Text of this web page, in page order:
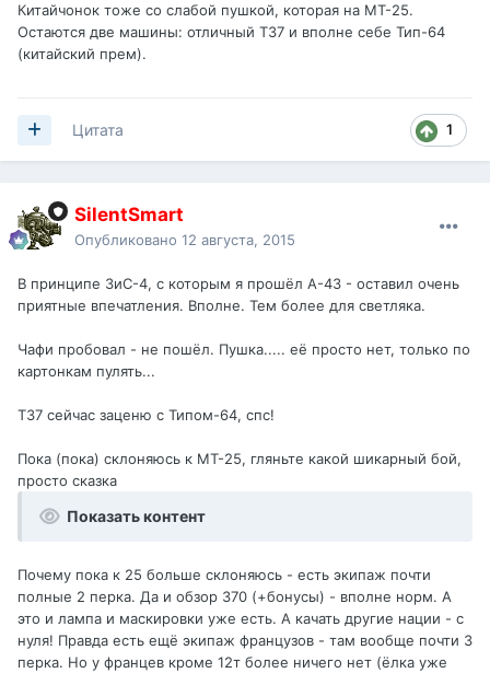
Китайчонок тоже со слабой пушкой, которая на МТ-25.
Остаются две машины: отличный Т37 и вполне себе Тип-64
(китайский прем).
1
Цитата
SilentSmart
Опубликовано 12 августа, 2015
В принципе ЗиС-4, с которым я прошёл А-43 - оставил очень
приятные впечатления. Вполне. Тем более для светляка.
Чафи пробовал - не пошёл. Пушка..... её просто нет, только по
картонкам пулять...
Т37 сейчас заценю с Типом-64, спс!
Пока (пока) склоняюсь к МТ-25, гляньте какой шикарный бой,
просто сказка
Показать контент
Почему пока к 25 больше склоняюсь - есть экипаж почти
полные 2 перка. Да и обзор 370 (+бонусы) - вполне норм. А
это и лампа и маскировки уже есть. А качать другие нации - с
нуля! Правда есть ещё экипаж французов - там вообще почти 3
перка. Но у францев кроме 12т более ничего нет (ёлка уже